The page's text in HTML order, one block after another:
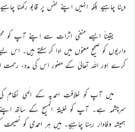
دینا چاہیے بلکہ انہیں اپنے نفس پر قابو رکھنا
یقیناً ایسے منفی اثرات سے اپنے آپ کو
داریوں کو صحیح معنوں میں ادا کر سکتے ہیں۔ اس
کرے اور اللہ تعالیٰ کے حضور اس کی مدد، رحمت
میں آپ کو خلافتِ احمدیہ کے الٰہی نظام
سرچشمہ ہے۔ آپ کو خلیفۃ المسیح کے ساتھ
ہمیشہ وفادار رہنا چاہیے۔ میں ہر احمدی کو